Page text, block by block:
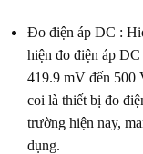
Đo điện áp DC :
hiện đo điện áp
419.9 mV đến 500
coi là thiết bị đo
trường hiện nay,
dụng.